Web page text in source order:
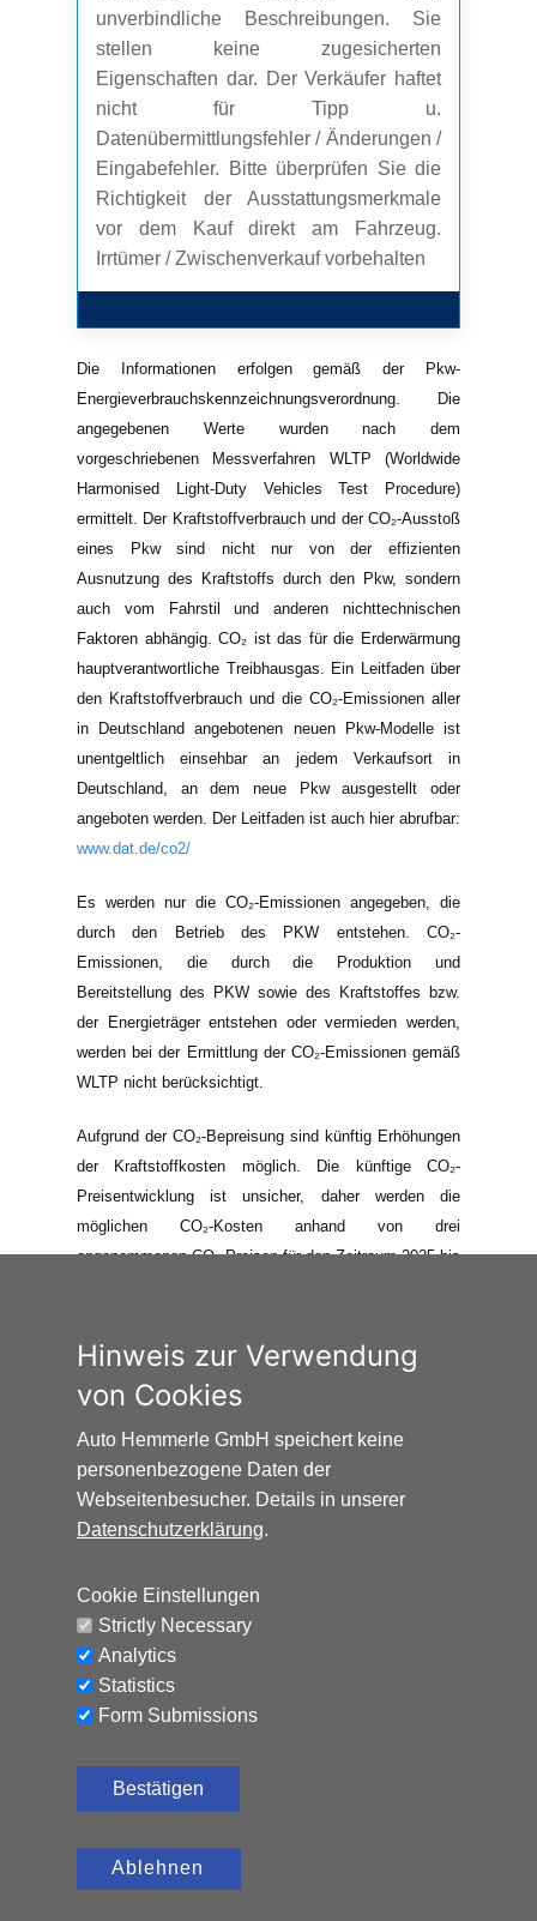
unverbindliche Beschreibungen. Sie
stellen keine zugesicherten
Eigenschaften dar. Der Verkäufer haftet
nicht für Tipp u.
Datenübermittlungsfehler / Änderungen /
Eingabefehler. Bitte überprüfen Sie die
Richtigkeit der Ausstattungsmerkmale
vor dem Kauf direkt am Fahrzeug.
Irrtümer / Zwischenverkauf vorbehalten
Die Informationen erfolgen gemäß der Pkw-
Energieverbrauchskennzeichnungsverordnung. Die
angegebenen Werte wurden nach dem
vorgeschriebenen Messverfahren WLTP (Worldwide
Harmonised Light-Duty Vehicles Test Procedure)
ermittelt. Der Kraftstoffverbrauch und der CO₂-Ausstoß
eines Pkw sind nicht nur von der effizienten
Ausnutzung des Kraftstoffs durch den Pkw, sondern
auch vom Fahrstil und anderen nichttechnischen
Faktoren abhängig. CO₂ ist das für die Erderwärmung
hauptverantwortliche Treibhausgas. Ein Leitfaden über
den Kraftstoffverbrauch und die CO₂-Emissionen aller
in Deutschland angebotenen neuen Pkw-Modelle ist
unentgeltlich einsehbar an jedem Verkaufsort in
Deutschland, an dem neue Pkw ausgestellt oder
angeboten werden. Der Leitfaden ist auch hier abrufbar:
www.dat.de/co2/
Es werden nur die CO₂-Emissionen angegeben, die
durch den Betrieb des PKW entstehen. CO₂-
Emissionen, die durch die Produktion und
Bereitstellung des PKW sowie des Kraftstoffes bzw.
der Energieträger entstehen oder vermieden werden,
werden bei der Ermittlung der CO₂-Emissionen gemäß
WLTP nicht berücksichtigt.
Aufgrund der CO₂-Bepreisung sind künftig Erhöhungen
der Kraftstoffkosten möglich. Die künftige CO₂-
Preisentwicklung ist unsicher, daher werden die
möglichen CO₂-Kosten anhand von drei
angenommenen CO₂-Preisen für den Zeitraum 2025 bis
zugrundeliegenden Modellrechnungen ausfallen. Die
CO₂-Kosten sind beim Tanken mit den Kraftstoffkosten
zu bezahlen. Weitere Informationen unter
www.alternativ-mobil.info.
Auto Hemmerle GmbH · Wasserburger
Landstraße 137-141 · 81827 München
info@autohemmerle.de
AGB
© 2024 Auto Hemmerle GmbH.
Hinweis zur Verwendung
von Cookies
Auto Hemmerle GmbH speichert keine
personenbezogene Daten der
Webseitenbesucher. Details in unserer
Datenschutzerklärung.
Cookie Einstellungen
Strictly Necessary
Analytics
Statistics
Form Submissions
Bestätigen
Ablehnen